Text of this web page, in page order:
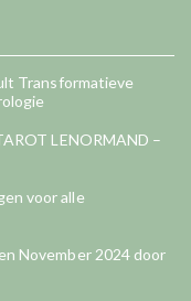
Transformatieve
LENORMAND –
voor alle
November 2024 door